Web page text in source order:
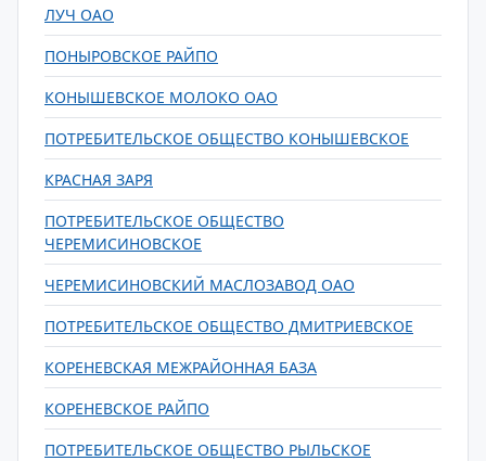
ЛУЧ ОАО
ПОНЫРОВСКОЕ РАЙПО
КОНЫШЕВСКОЕ МОЛОКО ОАО
ПОТРЕБИТЕЛЬСКОЕ ОБЩЕСТВО КОНЫШЕВСКОЕ
КРАСНАЯ ЗАРЯ
ПОТРЕБИТЕЛЬСКОЕ ОБЩЕСТВО
ЧЕРЕМИСИНОВСКОЕ
ЧЕРЕМИСИНОВСКИЙ МАСЛОЗАВОД ОАО
ПОТРЕБИТЕЛЬСКОЕ ОБЩЕСТВО ДМИТРИЕВСКОЕ
КОРЕНЕВСКАЯ МЕЖРАЙОННАЯ БАЗА
КОРЕНЕВСКОЕ РАЙПО
ПОТРЕБИТЕЛЬСКОЕ ОБЩЕСТВО РЫЛЬСКОЕ